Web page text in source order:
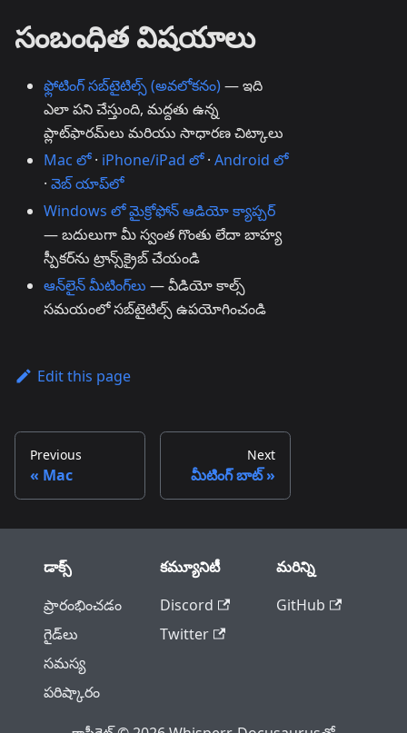
సంబంధిత విషయాలు
ఫ్లోటింగ్ సబ్‌టైటిల్స్ (అవలోకనం)— ఇది
ఎలా పని చేస్తుంది, మద్దతు ఉన్న
ప్లాట్‌ఫారమ్‌లు మరియు సాధారణ చిట్కాలు
Mac లో· iPhone/iPad లో· Android లో
· వెబ్ యాప్‌లో
Windows లో మైక్రోఫోన్ ఆడియో క్యాప్చర్
— బదులుగా మీ స్వంత గొంతు లేదా బాహ్య
స్పీకర్‌ను ట్రాన్స్‌క్రైబ్ చేయండి
ఆన్‌లైన్ మీటింగ్‌లు — వీడియో కాల్స్
సమయంలో సబ్‌టైటిల్స్ ఉపయోగించండి
Edit this page
Previous
Mac
Next
మీటింగ్ బాట్
డాక్స్
ప్రారంభించడం
గైడ్‌లు
సమస్య
పరిష్కారం
కమ్యూనిటీ
Discord
Twitter
మరిన్ని
GitHub